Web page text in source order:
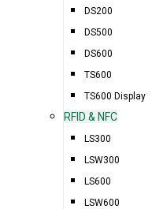
DS200
DS500
DS600
TS600
TS600 Display
RFID & NFC
LS300
LSW300
LS600
LSW600